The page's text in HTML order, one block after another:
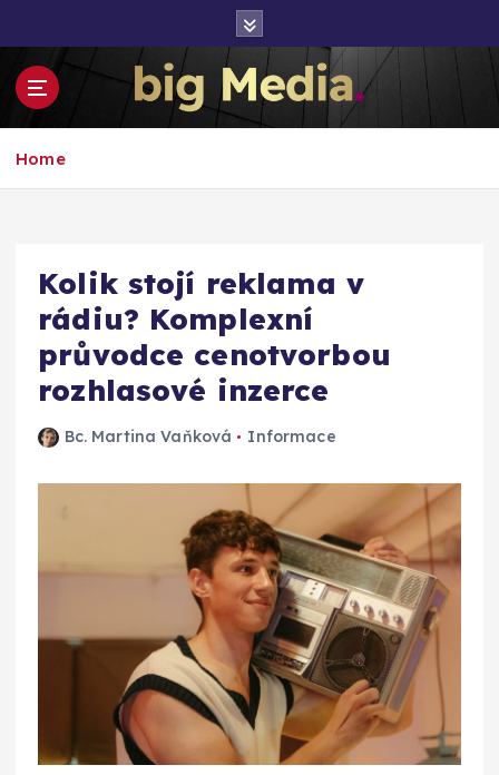
o
Inspirace pro mediální růst a podnikání
Home
Kolik stojí reklama v
rádiu? Komplexní
průvodce cenotvorbou
rozhlasové inzerce
Bc. Martina Vaňková Informace